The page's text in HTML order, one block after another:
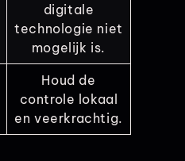
digitale
technologie niet
mogelijk is.
Houd de
controle lokaal
en veerkrachtig.